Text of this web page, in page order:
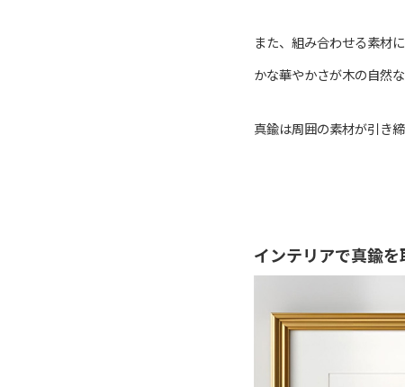
また、組み合わせる素材
かな華やかさが木の自然
真鍮は周囲の素材が引き
インテリアで真鍮